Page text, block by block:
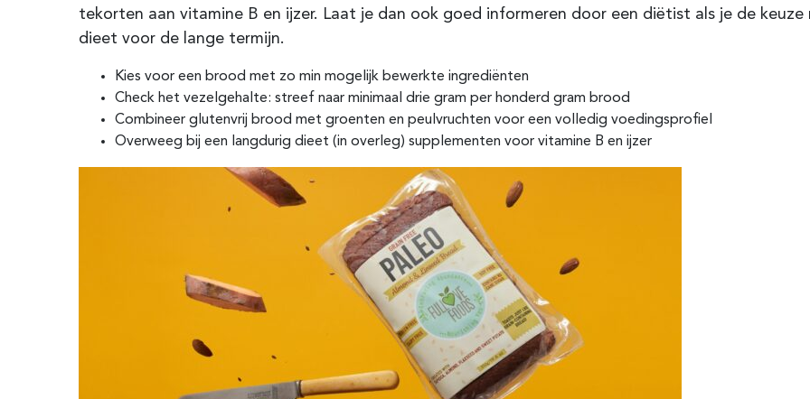
tekorten aan vitamine B en ijzer. Laat je dan ook goed informeren door een diëtist als je de
dieet voor de lange termijn.
Kies voor een brood met zo min mogelijk bewerkte ingrediënten
Check het vezelgehalte: streef naar minimaal drie gram per honderd gram brood
Combineer glutenvrij brood met groenten en peulvruchten voor een volledig voedingsprofiel
Overweeg bij een langdurig dieet (in overleg) supplementen voor vitamine B en ijzer